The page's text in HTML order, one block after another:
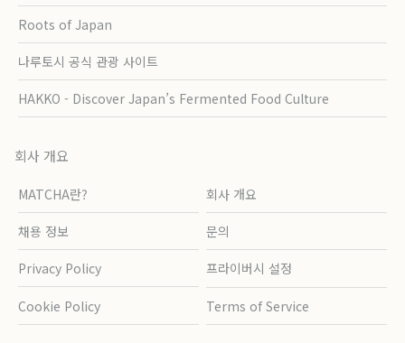
Roots of Japan
나루토시 공식 관광 사이트
HAKKO - Discover Japan’s Fermented Food Culture
회사 개요
MATCHA란? 회사 개요
채용 정보 문의
Privacy Policy 프라이버시 설정
Cookie Policy Terms of Service